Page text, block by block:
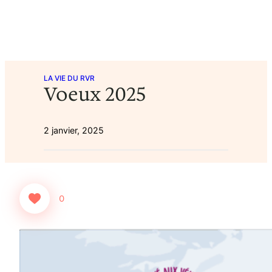
LA VIE DU RVR
Voeux 2025
2 janvier, 2025
0